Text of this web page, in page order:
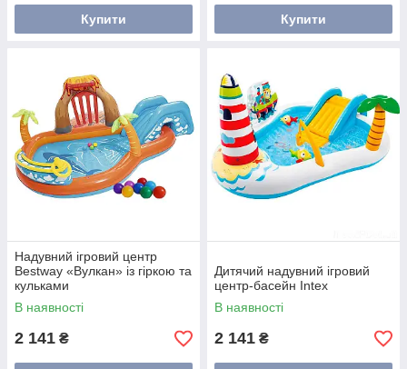
Купити Купити
Надувний ігровий центр
Bestway «Вулкан» із гіркою та
кульками
В наявності
2 141 ₴
Дитячий надувний ігровий
центр-басейн Intex
В наявності
2 141 ₴